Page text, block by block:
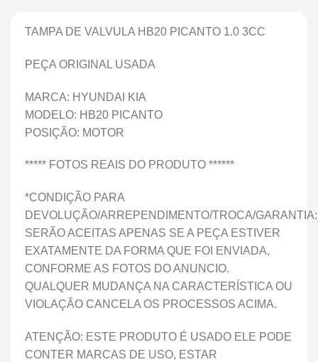
TAMPA DE VALVULA HB20 PICANTO 1.0 3CC
PEÇA ORIGINAL USADA
MARCA: HYUNDAI KIA
MODELO: HB20 PICANTO
POSIÇÃO: MOTOR
***** FOTOS REAIS DO PRODUTO ******
*CONDIÇÃO PARA
DEVOLUÇÃO/ARREPENDIMENTO/TROCA/GARANTIA:
SERÃO ACEITAS APENAS SE A PEÇA ESTIVER
EXATAMENTE DA FORMA QUE FOI ENVIADA,
CONFORME AS FOTOS DO ANUNCIO.
QUALQUER MUDANÇA NA CARACTERÍSTICA OU
VIOLAÇÃO CANCELA OS PROCESSOS ACIMA.
ATENÇÃO: ESTE PRODUTO É USADO ELE PODE
CONTER MARCAS DE USO, ESTAR